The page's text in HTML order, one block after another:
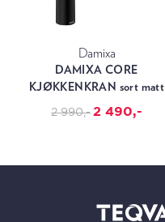
Damixa
DAMIXA CORE
KJØKKENKRAN sort matt
2 990,-2 490,-